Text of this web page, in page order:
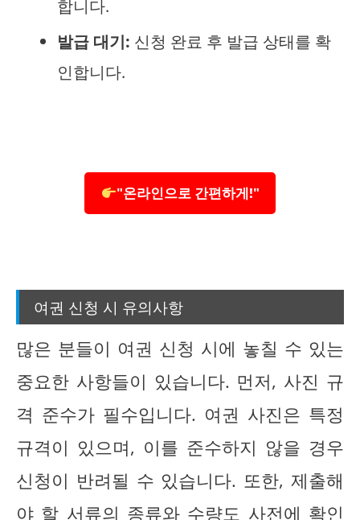
합니다.
발급 대기: 신청 완료 후 발급 상태를 확
인합니다.
"온라인으로 간편하게!"
여권 신청 시 유의사항
많은 분들이 여권 신청 시에 놓칠 수 있는
중요한 사항들이 있습니다. 먼저, 사진 규
격 준수가 필수입니다. 여권 사진은 특정
규격이 있으며, 이를 준수하지 않을 경우
신청이 반려될 수 있습니다. 또한, 제출해
야 할 서류의 종류와 수량도 사전에 확인